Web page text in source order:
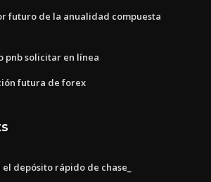
futuro de la anualidad compuesta
pnb solicitar en línea
futura de forex
depósito rápido de chase_